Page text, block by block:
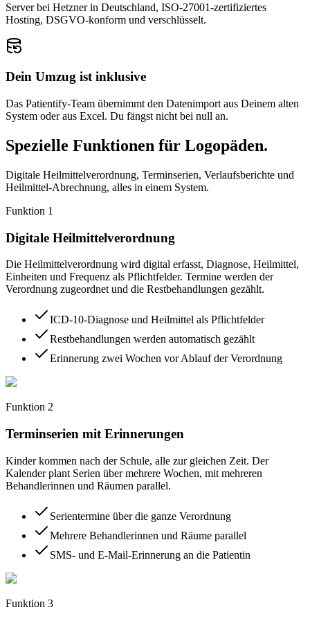
Server bei Hetzner in Deutschland, ISO-27001-zertifiziertes
Hosting, DSGVO-konform und verschlüsselt.
Dein Umzug ist inklusive
Das Patientify-Team übernimmt den Datenimport aus Deinem alten
System oder aus Excel. Du fängst nicht bei null an.
Spezielle Funktionen für Logopäden.
Digitale Heilmittelverordnung, Terminserien, Verlaufsberichte und
Heilmittel-Abrechnung, alles in einem System.
Funktion 1
Digitale Heilmittelverordnung
Die Heilmittelverordnung wird digital erfasst, Diagnose, Heilmittel,
Einheiten und Frequenz als Pflichtfelder. Termine werden der
Verordnung zugeordnet und die Restbehandlungen gezählt.
ICD-10-Diagnose und Heilmittel als Pflichtfelder
Restbehandlungen werden automatisch gezählt
Erinnerung zwei Wochen vor Ablauf der Verordnung
Funktion 2
Terminserien mit Erinnerungen
Kinder kommen nach der Schule, alle zur gleichen Zeit. Der
Kalender plant Serien über mehrere Wochen, mit mehreren
Behandlerinnen und Räumen parallel.
Serientermine über die ganze Verordnung
Mehrere Behandlerinnen und Räume parallel
SMS- und E-Mail-Erinnerung an die Patientin
Funktion 3